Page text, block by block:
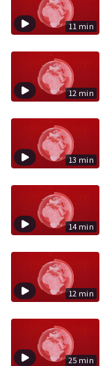
11 min
12 min
13 min
14 min
12 min
25 min